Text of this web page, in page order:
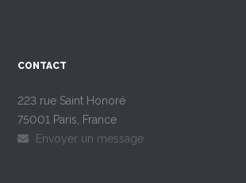
CONTACT
223 rue Saint Honoré
75001 Paris, France
Envoyer un message